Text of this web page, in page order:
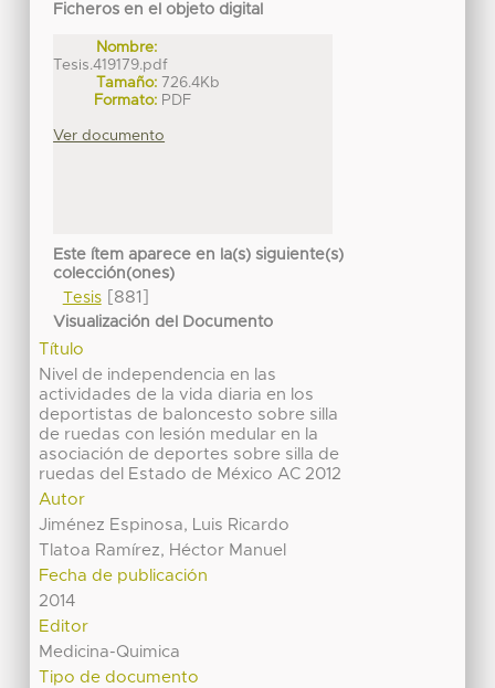
Ficheros en el objeto digital
Nombre:
Tesis.419179.pdf
Tamaño: 726.4Kb
Formato: PDF
Ver documento
Este ítem aparece en la(s) siguiente(s)
colección(ones)
Tesis[881]
Visualización del Documento
Título
Nivel de independencia en las
actividades de la vida diaria en los
deportistas de baloncesto sobre silla
de ruedas con lesión medular en la
asociación de deportes sobre silla de
ruedas del Estado de México AC 2012
Autor
Jiménez Espinosa, Luis Ricardo
Tlatoa Ramírez, Héctor Manuel
Fecha de publicación
2014
Editor
Medicina-Quimica
Tipo de documento